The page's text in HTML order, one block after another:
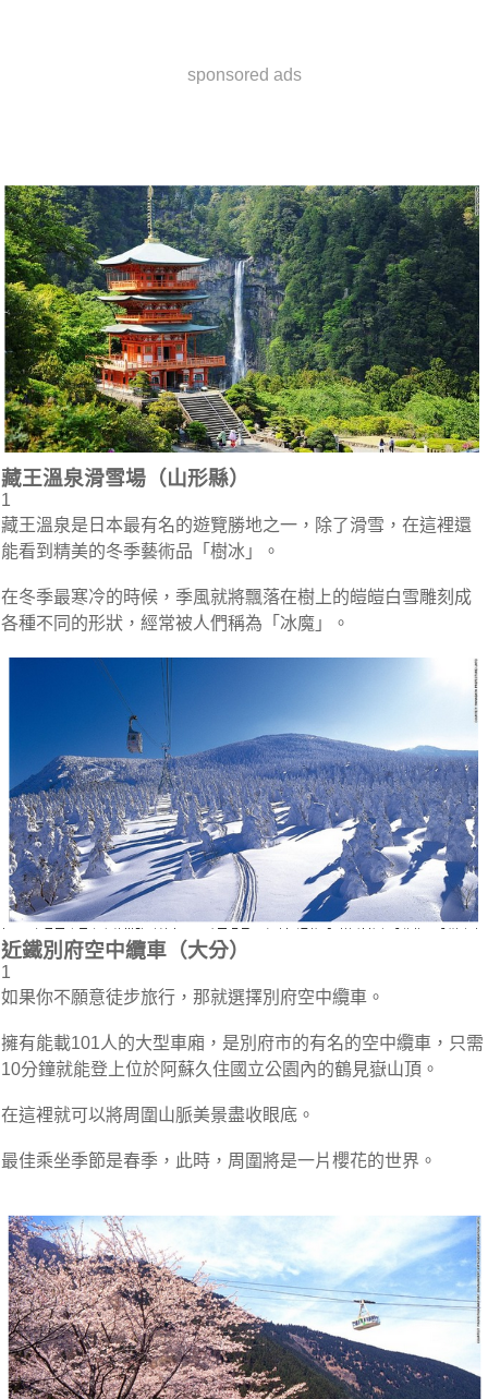
sponsored ads
藏王溫泉滑雪場（山形縣）
1
藏王溫泉是日本最有名的遊覽勝地之一，除了滑雪，在這裡還
能看到精美的冬季藝術品「樹冰」。
在冬季最寒冷的時候，季風就將飄落在樹上的皚皚白雪雕刻成
各種不同的形狀，經常被人們稱為「冰魔」。
近鐵別府空中纜車（大分）
1
如果你不願意徒步旅行，那就選擇別府空中纜車。
擁有能載101人的大型車廂，是別府市的有名的空中纜車，只需
10分鐘就能登上位於阿蘇久住國立公園內的鶴見嶽山頂。
在這裡就可以將周圍山脈美景盡收眼底。
最佳乘坐季節是春季，此時，周圍將是一片櫻花的世界。